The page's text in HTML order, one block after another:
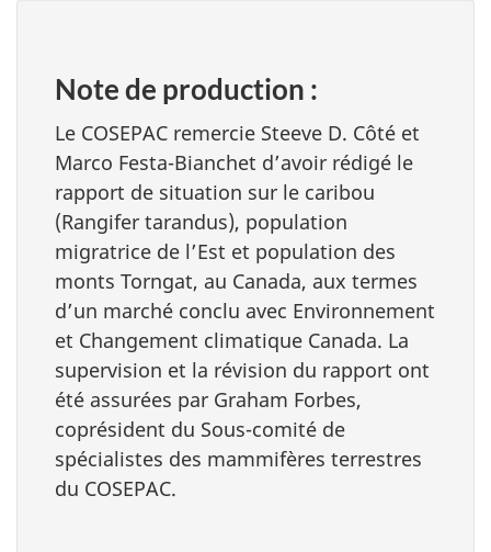
Note de production :
Le COSEPAC remercie Steeve D. Côté et
Marco Festa-Bianchet d’avoir rédigé le
rapport de situation sur le caribou
(Rangifer tarandus), population
migratrice de l’Est et population des
monts Torngat, au Canada, aux termes
d’un marché conclu avec Environnement
et Changement climatique Canada. La
supervision et la révision du rapport ont
été assurées par Graham Forbes,
coprésident du Sous-comité de
spécialistes des mammifères terrestres
du COSEPAC.